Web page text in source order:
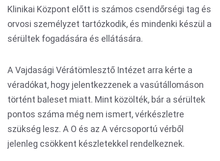
Klinikai Központ előtt is számos csendőrségi tag és
orvosi személyzet tartózkodik, és mindenki készül a
sérültek fogadására és ellátására.
A Vajdasági Vérátömlesztő Intézet arra kérte a
véradókat, hogy jelentkezzenek a vasútállomáson
történt baleset miatt. Mint közölték, bár a sérültek
pontos száma még nem ismert, vérkészletre
szükség lesz. A O és az A vércsoportú vérből
jelenleg csökkent készletekkel rendelkeznek.